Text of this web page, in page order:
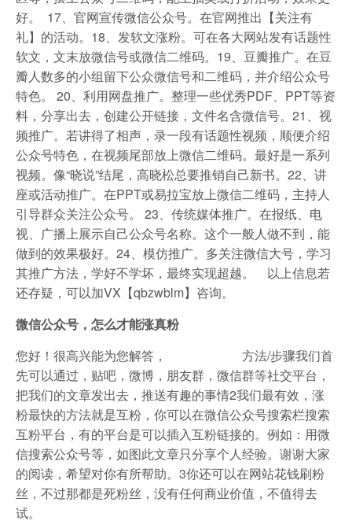
好。 17、官网宣传微信公众号。在官网推出【关注有
礼】的活动。18、发软文涨粉。可在各大网站发有话题性
软文，文末放微信号或微信二维码。19、豆瓣推广。在豆
瓣人数多的小组留下公众微信号和二维码，并介绍公众号
特色。 20、利用网盘推广。整理一些优秀PDF、PPT等资
料，分享出去，创建公开链接，文件名含微信号。21、视
频推广。若讲得了相声，录一段有话题性视频，顺便介绍
公众号特色，在视频尾部放上微信二维码。最好是一系列
视频。像“晓说”结尾，高晓松总要推销自己新书。22、讲
座或活动推广。在PPT或易拉宝放上微信二维码，主持人
引导群众关注公众号。 23、传统媒体推广。在报纸、电
视、广播上展示自己公众号名称。这个一般人做不到，能
做到的效果极好。24、模仿推广。多关注微信大号，学习
其推广方法，学好不学坏，最终实现超越。 以上信息若
还存疑，可以加VX【qbzwblm】咨询。
微信公众号，怎么才能涨真粉
您好！很高兴能为您解答， 方法/步骤我们首
先可以通过，贴吧，微博，朋友群，微信群等社交平台，
把我们的文章发出去，推送有趣的事情2我们最有效，涨
粉最快的方法就是互粉，你可以在微信公众号搜索栏搜索
互粉平台，有的平台是可以插入互粉链接的。例如：用微
信搜索公众号等，如图此文章只分享个人经验。谢谢大家
的阅读，希望对你有所帮助。3你还可以在网站花钱刷粉
丝，不过那都是死粉丝，没有任何商业价值，不值得去
试。